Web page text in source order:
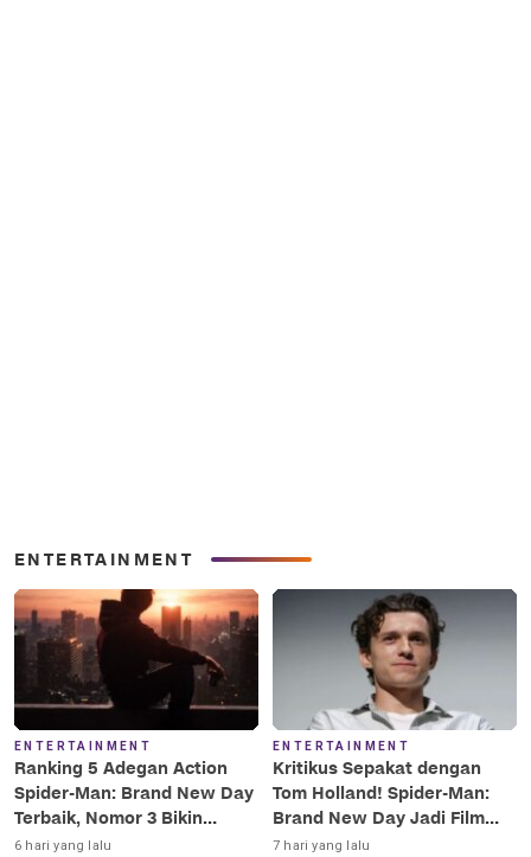
ENTERTAINMENT
ENTERTAINMENT
Ranking 5 Adegan Action
Spider-Man: Brand New Day
Terbaik, Nomor 3 Bikin
Terkesima!
6 hari yang lalu
ENTERTAINMENT
Kritikus Sepakat dengan
Tom Holland! Spider-Man:
Brand New Day Jadi Film
Terbaik Era MCU
7 hari yang lalu